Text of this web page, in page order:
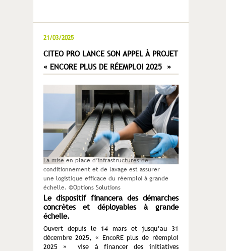
21/03/2025
CITEO PRO LANCE SON APPEL À PROJET
« ENCORE PLUS DE RÉEMPLOI 2025 »
La mise en place d’infrastructures de
conditionnement et de lavage est assurer
une logistique efficace du réemploi à grande
échelle. ©Options Solutions
Le dispositif financera des démarches
concrètes et déployables à grande
échelle.
Ouvert depuis le 14 mars et jusqu’au 31
décembre 2025, « EncoRE plus de réemploi
2025 » vise à financer des initiatives